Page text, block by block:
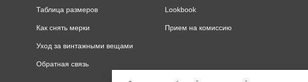
Таблица размеров
Как снять мерки
Уход за винтажными вещами
Обратная связь
Lookbook
Прием на комиссию